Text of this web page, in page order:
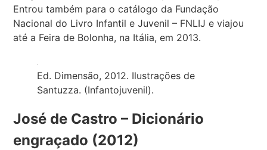
Entrou também para o catálogo da Fundação
Nacional do Livro Infantil e Juvenil – FNLIJ e viajou
até a Feira de Bolonha, na Itália, em 2013.
Ed. Dimensão, 2012. Ilustrações de
Santuzza. (Infantojuvenil).
José de Castro – Dicionário
engraçado (2012)